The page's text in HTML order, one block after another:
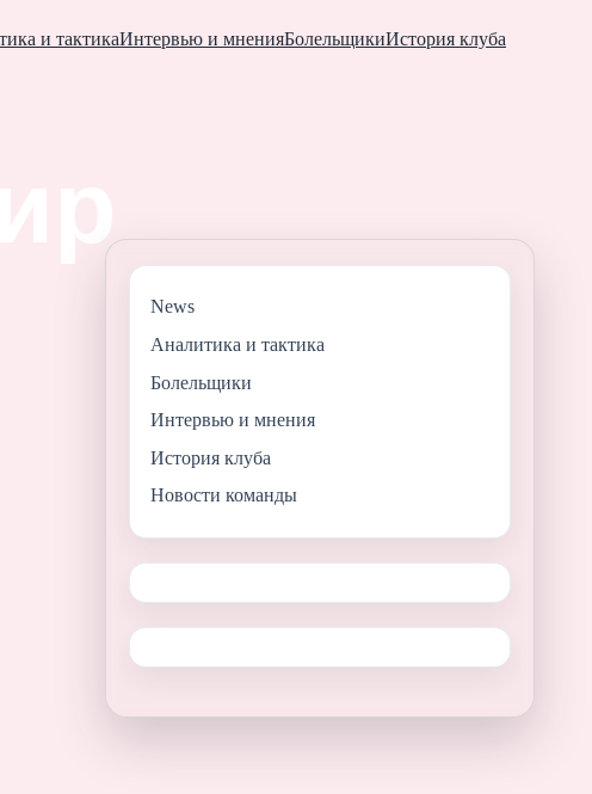
и тактикаИнтервью и мненияБолельщикиИстория клуба
News
Аналитика и тактика
Болельщики
Интервью и мнения
История клуба
Новости команды